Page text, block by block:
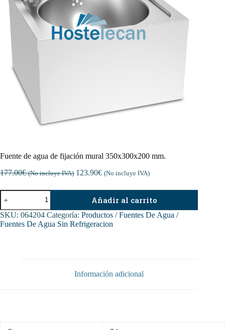
Fuente de agua de fijación mural 350x300x200 mm.
177.00€ (No incluye IVA) 123.90€ (No incluye IVA)
Fuente
de
agua
de
fijación
Añadir al carrito
SKU: 064204 Categoría: Productos / Fuentes De Agua /
Fuentes De Agua Sin Refrigeracion
Información adicional